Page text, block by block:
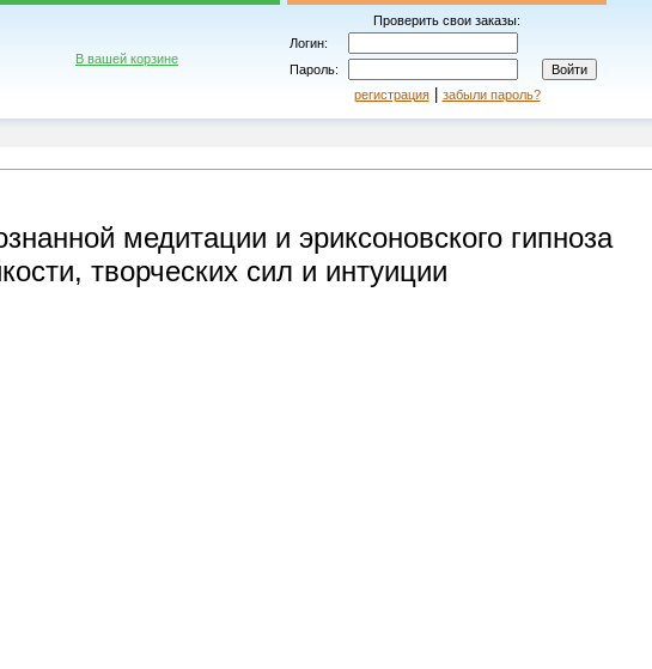
В вашей корзине
Проверить свои заказы:
Логин:
Пароль:
регистрация| забыли пароль?
медитации и эриксоновского гипноза
творческих сил и интуиции